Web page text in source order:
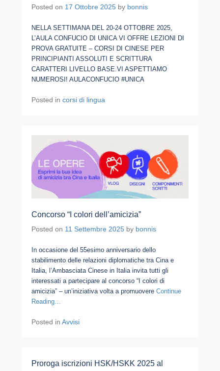
Posted on 17 Ottobre 2025 by bonnis
NELLA SETTIMANA DEL 20-24 OTTOBRE 2025,
L’AULA CONFUCIO DI UNICA VI OFFRE LEZIONI DI
PROVA GRATUITE – CORSI DI CINESE PER
PRINCIPIANTI ASSOLUTI E SCRITTURA
CARATTERI LIVELLO BASE.VI ASPETTIAMO
NUMEROSI! AULACONFUCIO #UNICA
Posted in corsi di lingua
Concorso “I colori dell’amicizia”
Posted on 11 Settembre 2025 by bonnis
In occasione del 55esimo anniversario dello
stabilimento delle relazioni diplomatiche tra Cina e
Italia, l’Ambasciata Cinese in Italia invita tutti gli
interessati a partecipare al concorso “I colori di
amicizia” – un’iniziativa volta a promuovere Continue
Reading…
Posted in Avvisi
Proroga iscrizioni HSK/HSKK 2025 al